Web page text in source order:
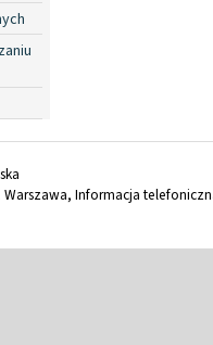
Informacja